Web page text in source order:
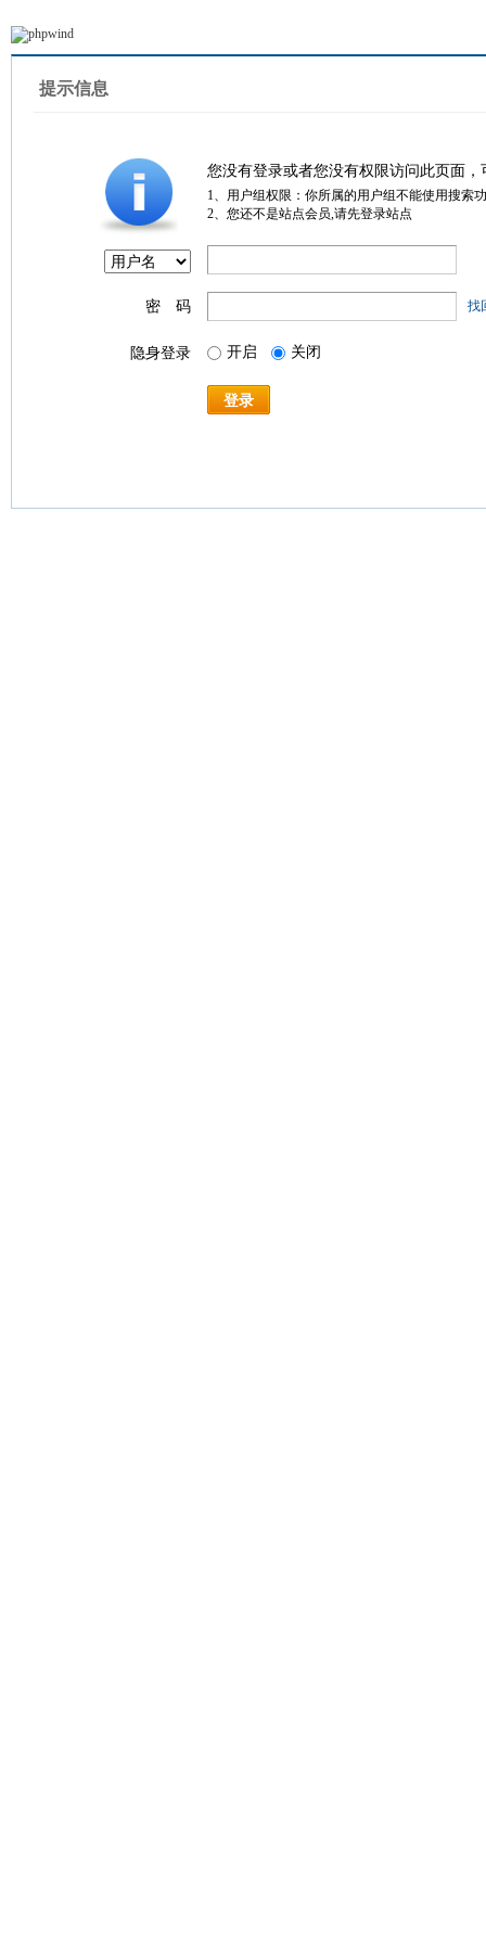
提示信息
您没有登录或者您没有权限访问此页面
1、用户组权限：你所属的用户组不能使用搜索
2、您还不是站点会员,请先登录站点
密 码 找
隐身登录 开启 关闭
登录